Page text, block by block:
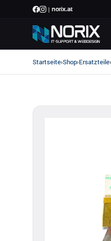
| norix.at
Startseite›Shop›Ersatzteile›